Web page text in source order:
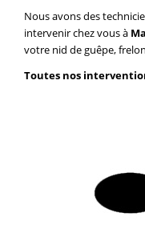
Nous avons des
intervenir chez vous à
votre nid de guêpe,
Toutes nos